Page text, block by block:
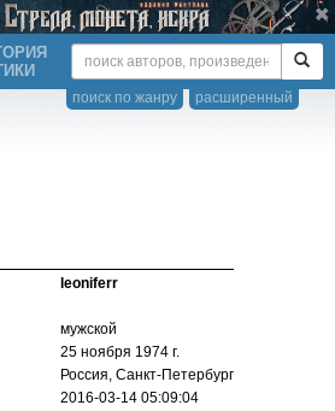
расширенный
поиск по жанру
leoniferr
мужской
25 ноября 1974 г.
Россия, Санкт-Петербург
2016-03-14 05:09:04